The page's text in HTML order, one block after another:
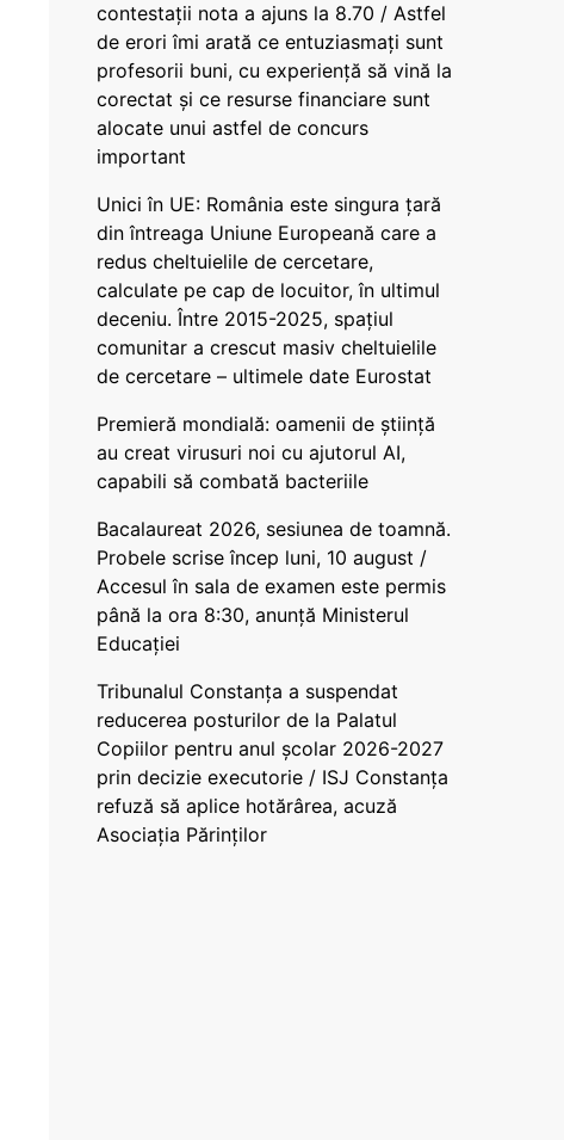
contestații nota a ajuns la 8.70 / Astfel
de erori îmi arată ce entuziasmați sunt
profesorii buni, cu experiență să vină la
corectat și ce resurse financiare sunt
alocate unui astfel de concurs
important
Unici în UE: România este singura țară
din întreaga Uniune Europeană care a
redus cheltuielile de cercetare,
calculate pe cap de locuitor, în ultimul
deceniu. Între 2015-2025, spațiul
comunitar a crescut masiv cheltuielile
de cercetare – ultimele date Eurostat
Premieră mondială: oamenii de știință
au creat virusuri noi cu ajutorul AI,
capabili să combată bacteriile
Bacalaureat 2026, sesiunea de toamnă.
Probele scrise încep luni, 10 august /
Accesul în sala de examen este permis
până la ora 8:30, anunță Ministerul
Educației
Tribunalul Constanța a suspendat
reducerea posturilor de la Palatul
Copiilor pentru anul școlar 2026-2027
prin decizie executorie / ISJ Constanța
refuză să aplice hotărârea, acuză
Asociația Părinților